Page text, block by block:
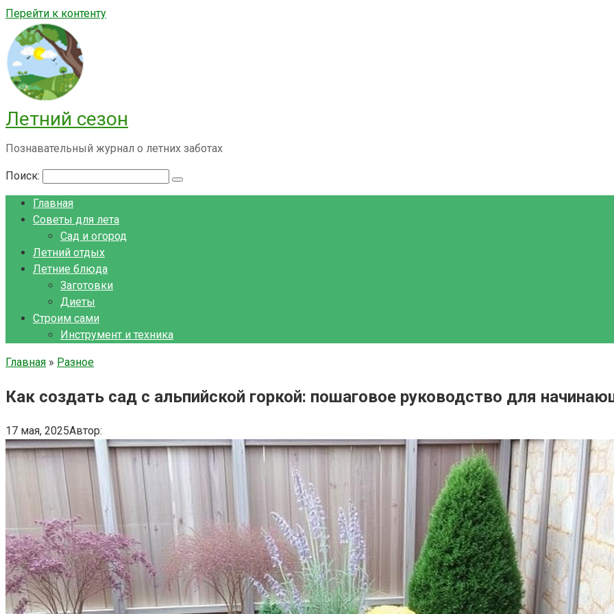
Перейти к контенту
Летний сезон
Познавательный журнал о летних заботах
Поиск:
Главная
Советы для лета
Сад и огород
Летний отдых
Летние блюда
Заготовки
Диеты
Строим сами
Инструмент и техника
Главная » Разное
Как создать сад с альпийской горкой: пошаговое руководство для
17 мая, 2025Автор: